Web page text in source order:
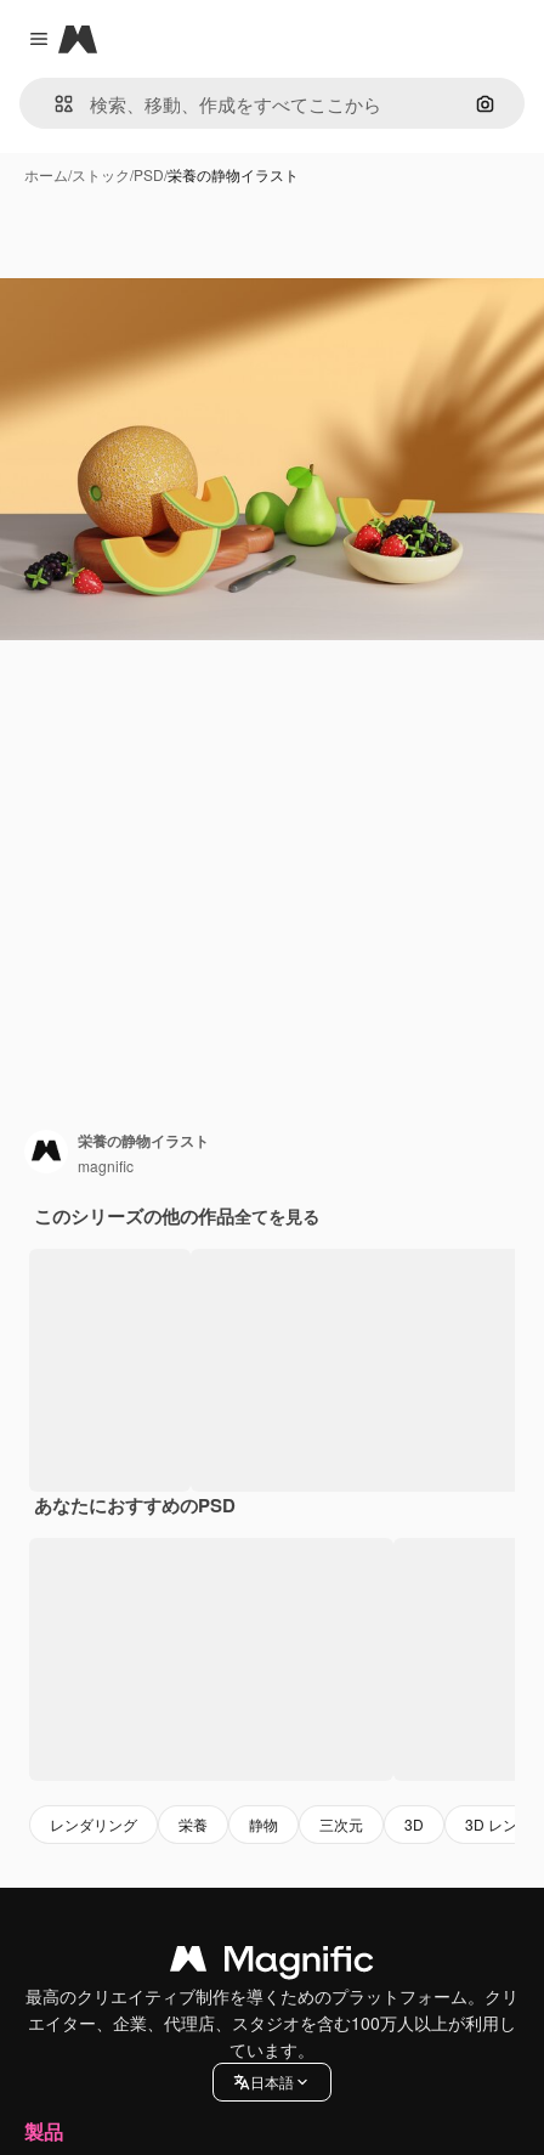
Close menu
Magnific
画像で
ホーム/ストック/PSD/栄養の静物イラスト
栄養の静物イラスト
magnific
このシリーズの他の作品全てを見る
あなたにおすすめのPSD
レンダリング 栄養 静物 三次元 3D 3D レンダ
最高のクリエイティブ制作を導くためのプラットフォーム。クリ
エイター、企業、代理店、スタジオを含む100万人以上が利用し
ています。
日本語
製品